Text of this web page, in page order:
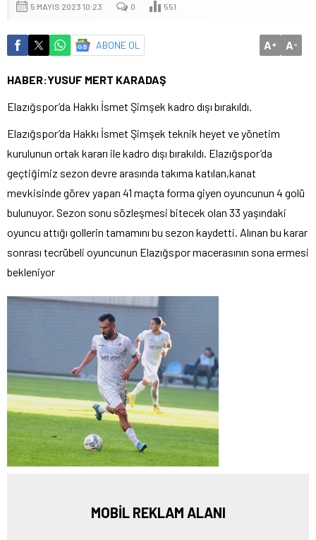
5 MAYIS 2023 10:23 0 551
ABONE OL A+ A-
HABER:YUSUF MERT KARADAŞ
Elazığspor’da Hakkı İsmet Şimşek kadro dışı bırakıldı.
Elazığspor’da Hakkı İsmet Şimşek teknik heyet ve yönetim
kurulunun ortak kararı ile kadro dışı bırakıldı. Elazığspor’da
geçtiğimiz sezon devre arasında takıma katılan,kanat
mevkisinde görev yapan 41 maçta forma giyen oyuncunun 4 golü
bulunuyor. Sezon sonu sözleşmesi bitecek olan 33 yaşındaki
oyuncu attığı gollerin tamamını bu sezon kaydetti. Alınan bu karar
sonrası tecrübeli oyuncunun Elazığspor macerasının sona ermesi
bekleniyor
MOBİL REKLAM ALANI